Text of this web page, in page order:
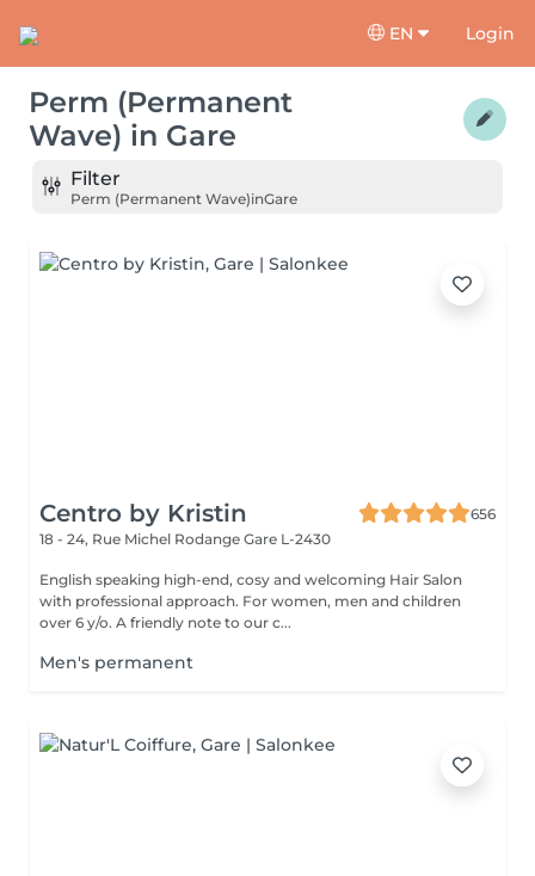
EN Login
Perm (Permanent
Wave) in Gare
Filter
Perm (Permanent Wave)inGare
Centro by Kristin
656
18 - 24, Rue Michel Rodange Gare L-2430
English speaking high-end, cosy and welcoming Hair Salon
with professional approach. For women, men and children
over 6 y/o. A friendly note to our c...
Men's permanent